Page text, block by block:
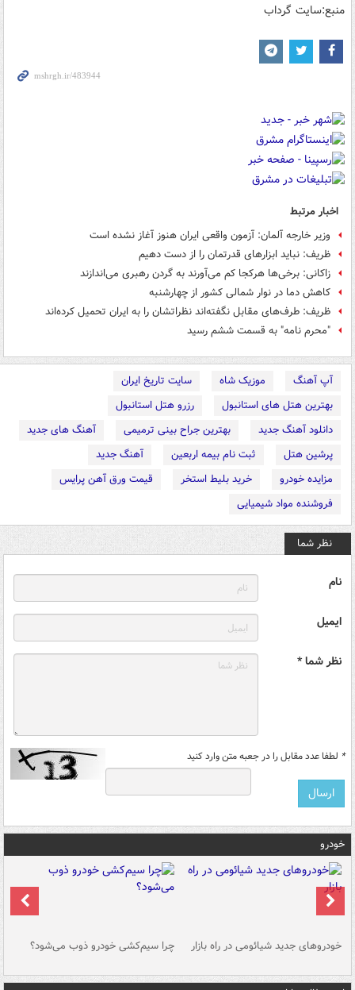
منبع:سایت گرداب
اخبار مرتبط
وزیر خارجه آلمان: آزمون واقعی ایران هنوز آغاز نشده است
ظریف: نباید ابزارهای قدرتمان را از دست دهیم
زاکانی: برخی‌ها هرکجا کم می‌آورند به گردن رهبری می‌اندازند
کاهش دما در نوار شمالی کشور از چهارشنبه
ظریف: طرف‌های مقابل نگفته‌اند نظراتشان را به ایران تحمیل کرده‌اند
"محرم نامه" به قسمت ششم رسید
آپ آهنگ موزیک شاه
سایت تاریخ ایران
بهترین هتل های استانبول
رزرو هتل استانبول
دانلود آهنگ جدید
بهترین جراح بینی ترمیمی
آهنگ های جدید
پرشین هتل
ثبت نام بیمه اربعین
آهنگ جدید
مزایده خودرو
خرید بلیط استخر
قیمت ورق آهن پرایس
فروشنده مواد شیمیایی
نظر شما
نام
ایمیل
نظر شما *
* لطفا عدد مقابل را در جعبه متن وارد کنید
خودرو
خودروهای جدید شیائومی در راه بازار چرا سیم‌کشی خودرو ذوب می‌شود؟